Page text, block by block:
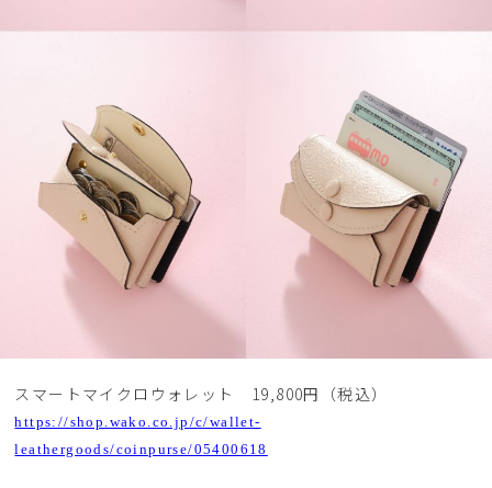
スマートマイクロウォレット 19,800円（税込）
https://shop.wako.co.jp/c/wallet-
leathergoods/coinpurse/05400618